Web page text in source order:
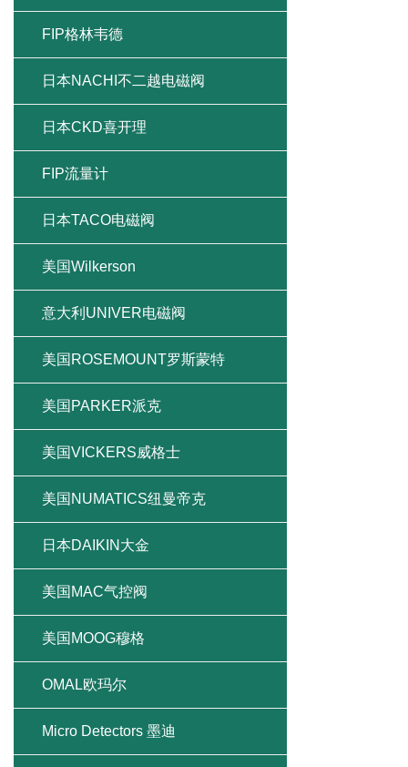
FIP格林韦德
日本NACHI不二越电磁阀
日本CKD喜开理
FIP流量计
日本TACO电磁阀
美国Wilkerson
意大利UNIVER电磁阀
美国ROSEMOUNT罗斯蒙特
美国PARKER派克
美国VICKERS威格士
美国NUMATICS纽曼帝克
日本DAIKIN大金
美国MAC气控阀
美国MOOG穆格
OMAL欧玛尔
Micro Detectors 墨迪